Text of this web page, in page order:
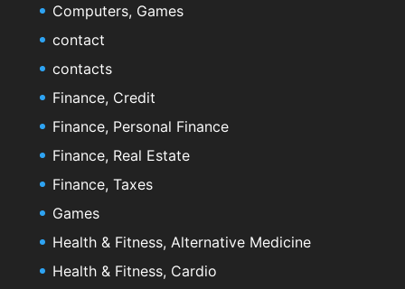
Computers, Games
contact
contacts
Finance, Credit
Finance, Personal Finance
Finance, Real Estate
Finance, Taxes
Games
Health & Fitness, Alternative Medicine
Health & Fitness, Cardio